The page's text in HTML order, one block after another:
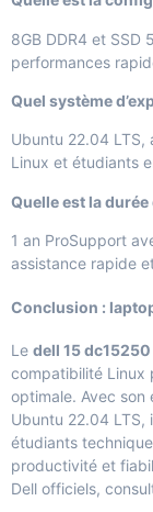
8GB DDR4 et SSD
performances
Quel système
Ubuntu 22.04 LTS,
Linux et étudiants
Quelle est la durée
1 an ProSupport
assistance rapide
Conclusion :
Le dell 15
compatibilité Linux
optimale. Avec son
Ubuntu 22.04
étudiants
productivité et
Dell officiels,